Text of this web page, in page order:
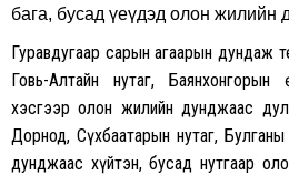
бага, бусад үеүдэд олон жилийн
Гуравдугаар сарын агаарын дундаж
Говь-Алтайн нутаг, Баянхонгорын
хэсгээр олон жилийн дунджаас
Дорнод, Сүхбаатарын нутаг,
дунджаас хүйтэн, бусад нутгаар